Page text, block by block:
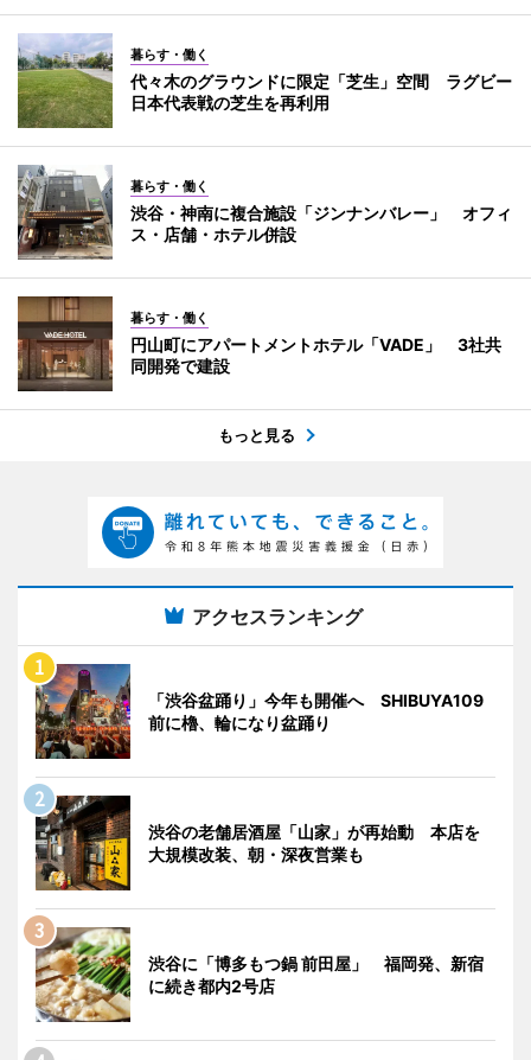
暮らす・働く
代々木のグラウンドに限定「芝生」空間 ラグビー
日本代表戦の芝生を再利用
暮らす・働く
渋谷・神南に複合施設「ジンナンバレー」 オフィ
ス・店舗・ホテル併設
暮らす・働く
円山町にアパートメントホテル「VADE」 3社共
同開発で建設
もっと見る
アクセスランキング
「渋谷盆踊り」今年も開催へ SHIBUYA109
前に櫓、輪になり盆踊り
渋谷の老舗居酒屋「山家」が再始動 本店を
大規模改装、朝・深夜営業も
渋谷に「博多もつ鍋 前田屋」 福岡発、新宿
に続き都内2号店